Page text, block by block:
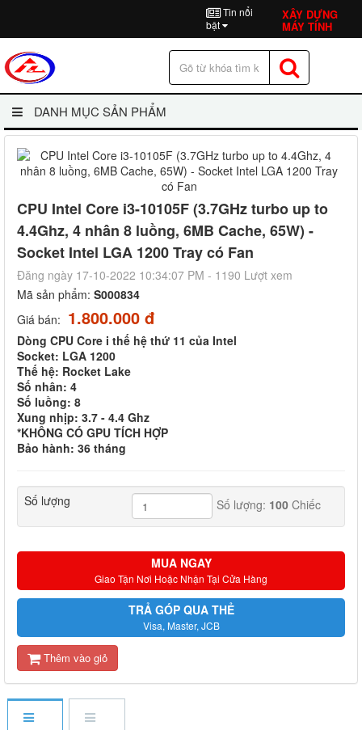
Tin nổi
bật
XÂY DỰNG
MÁY TÍNH
DANH MỤC SẢN PHẨM
CPU Intel Core i3-10105F (3.7GHz turbo up to
4.4Ghz, 4 nhân 8 luồng, 6MB Cache, 65W) -
Socket Intel LGA 1200 Tray có Fan
Đăng ngày 17-10-2022 10:34:07 PM - 1190 Lượt xem
Mã sản phẩm: S000834
Giá bán: 1.800.000 đ
Dòng CPU Core i thế hệ thứ 11 của Intel
Socket: LGA 1200
Thế hệ: Rocket Lake
Số nhân: 4
Số luồng: 8
Xung nhịp: 3.7 - 4.4 Ghz
*KHÔNG CÓ GPU TÍCH HỢP
Bảo hành: 36 tháng
Số lượng Số lượng: 100Chiếc
MUA NGAY
Giao Tận Nơi Hoặc Nhận Tại Cửa Hàng
TRẢ GÓP QUA THẺ
Visa, Master, JCB
Thêm vào giỏ